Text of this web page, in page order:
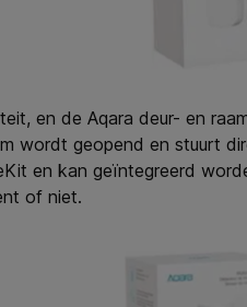
en de Aqara deur- en
wordt geopend en stuurt
en kan geïntegreerd
of niet.